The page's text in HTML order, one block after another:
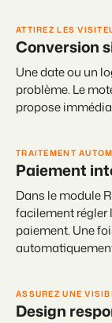
BEX Linguistique
Accueillez vos
Marketing
Marketing en
La puissante
Marketing
Votre projet est
Solution reporting
Trust Center
La confiance chez
Service client
Obtenez des
Emplois /
Trouvez votre
Contactez nous.
ATTIREZ LES
Conversion
Une date ou un
problème. Le
propose
TRAITEMENT
Paiement
Dans le module
facilement régler
paiement. Une
ASSUREZ UNE
Design